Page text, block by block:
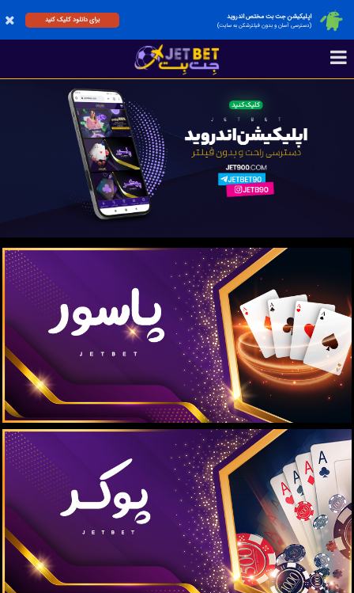
اپلیکیشن جت بت مختص اندروید
(دسترسی آسان و بدون فیلترشکن به سایت)
برای دانلود کلیک کنید